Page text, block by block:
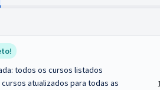
todos os cursos listados
cursos atualizados para todas as